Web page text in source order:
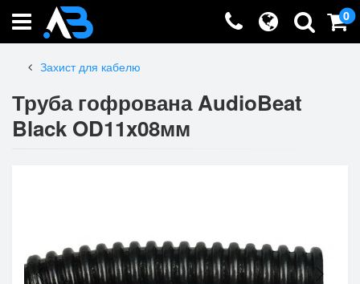
0
Захист для кабелю
Труба гофрована AudioBeat
Black OD11x08мм